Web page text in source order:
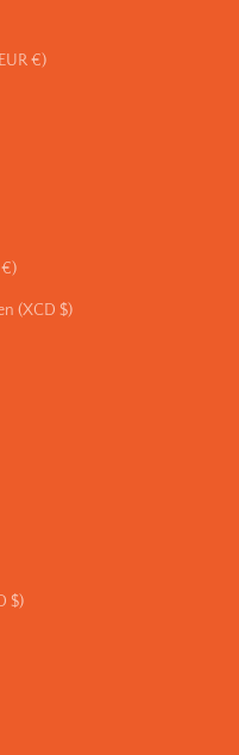
€)
(XCD $)
$)